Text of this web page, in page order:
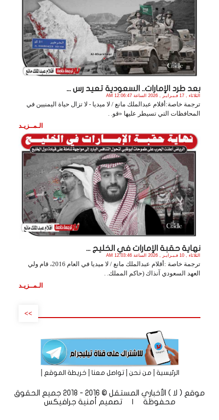
بعد طرد الإمارات.. السعودية تعيد رس ...
الثلاثاء , 17 فـبـرايـر , 2026 الساعة 12:06:47 AM
ترجمة خاصة:أقلام عبدالملك مانع / لا ميديا - لا تزال حياة اليمنيين في
المحافظات التي تسيطر عليها «قو. .
الـمــزيـد
نهاية حقبة الإمارات في الخليج ...
الثلاثاء , 10 فـبـرايـر , 2026 الساعة 12:03:46 AM
ترجمة خاصة :أقلام عبدالملك مانع / لا ميديا في العام 2016، قام ولي
العهد السعودي آنذاك (حاكم المملك. .
الـمــزيـد
>>
الرئيسية|من نحن|تواصل معنا|خريطة الموقع
موقع ( لا ) الأخباري المستقل © 2016 - 2018 جميع الحقوق
محفوظة | تصميم
أمنية جرافيكس